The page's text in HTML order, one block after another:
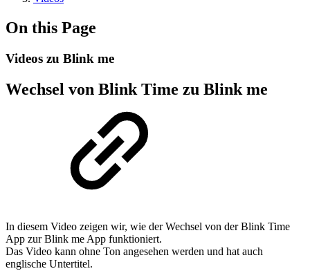
On this Page
Videos zu Blink me
Wechsel von Blink Time zu Blink me
In diesem Video zeigen wir, wie der Wechsel von der Blink Time
App zur Blink me App funktioniert.
Das Video kann ohne Ton angesehen werden und hat auch
englische Untertitel.